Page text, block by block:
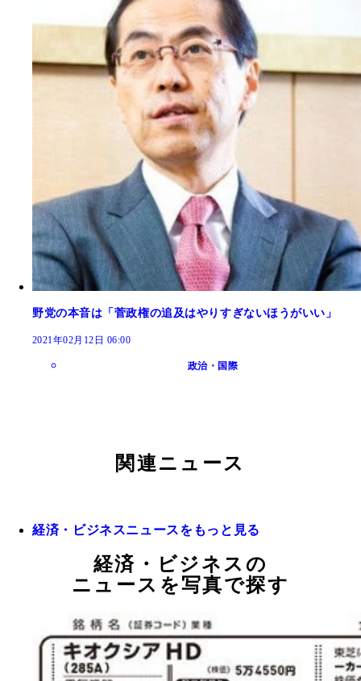
野党の本音は「菅政権の追及はやりすぎないほうがいい」
2021年02月12日 06:00
政治・国際
関連ニュース
経済・ビジネスニュースをもっと見る
経済・ビジネスの
ニュースを写真で探す